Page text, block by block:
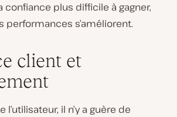
confiance plus difficile à gagner,
performances s’améliorent.
client et
il n’y a guère de